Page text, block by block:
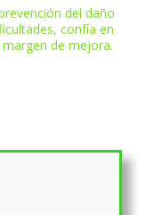
del daño
confía en
de mejora.